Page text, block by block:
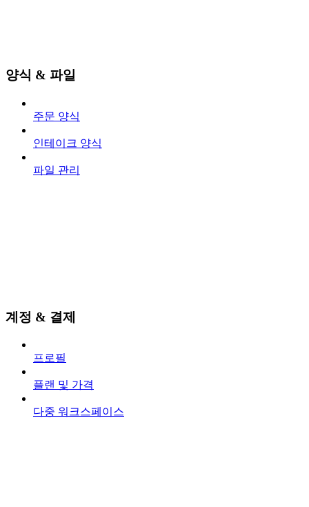
양식 & 파일
주문 양식
인테이크 양식
파일 관리
계정 & 결제
프로필
플랜 및 가격
다중 워크스페이스